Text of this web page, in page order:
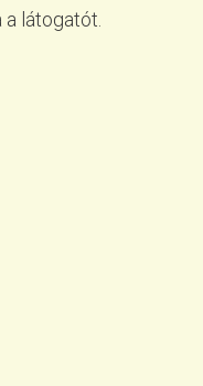
a látogatót.